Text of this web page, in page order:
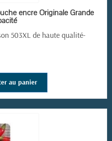
encre Originale Grande
503XL de haute qualité-
au panier